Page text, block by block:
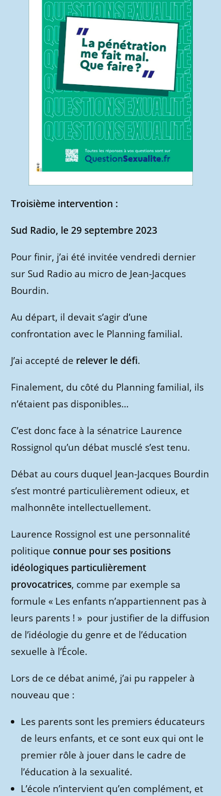
Troisième intervention :
Sud Radio, le 29 septembre 2023
Pour finir, j’ai été invitée vendredi dernier
sur Sud Radio au micro de Jean-Jacques
Bourdin.
Au départ, il devait s’agir d’une
confrontation avec le Planning familial.
J’ai accepté de relever le défi.
Finalement, du côté du Planning familial, ils
n’étaient pas disponibles…
C’est donc face à la sénatrice Laurence
Rossignol qu’un débat musclé s’est tenu.
Débat au cours duquel Jean-Jacques Bourdin
s’est montré particulièrement odieux, et
malhonnête intellectuellement.
Laurence Rossignol est une personnalité
politique connue pour ses positions
idéologiques particulièrement
provocatrices, comme par exemple sa
formule « Les enfants n’appartiennent pas à
leurs parents ! » pour justifier de la diffusion
de l’idéologie du genre et de l’éducation
sexuelle à l’École.
Lors de ce débat animé, j’ai pu rappeler à
nouveau que :
Les parents sont les premiers éducateurs
de leurs enfants, et ce sont eux qui ont le
premier rôle à jouer dans le cadre de
l’éducation à la sexualité.
L’école n’intervient qu’en complément, et